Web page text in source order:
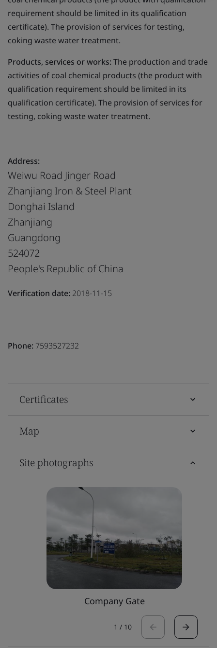
requirement should be limited in its qualification
certificate). The provision of services for testing,
coking waste water treatment.
Products, services or works:The production and trade
activities of coal chemical products (the product with
qualification requirement should be limited in its
qualification certificate). The provision of services for
testing, coking waste water treatment.
Address:
Weiwu Road Jinger Road
Zhanjiang Iron & Steel Plant
Donghai Island
Zhanjiang
Guangdong
524072
People's Republic of China
Verification date: 2018-11-15
Phone: 7593527232
Certificates
Map
Site photographs
Company Gate
1 / 10